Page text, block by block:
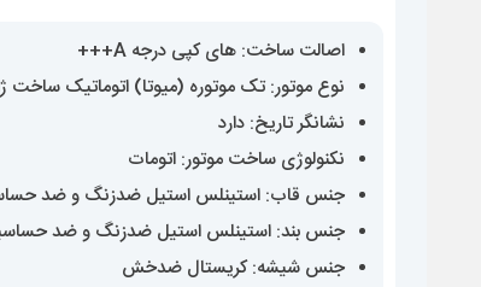
اصالت ساخت: های کپی درجه A+++
نوع موتور: تک موتوره (میوتا) اتوماتیک ساخت
نشانگر تاریخ: دارد
نکنولوژی ساخت موتور: اتومات
جنس قاب: استینلس استیل ضدزنگ و ضد
جنس بند: استینلس استیل ضدزنگ و ضد
جنس شیشه: کریستال ضدخش